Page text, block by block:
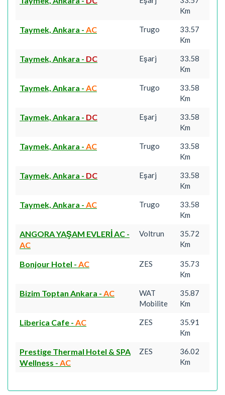
Km
Taymek, Ankara - AC Trugo
33.57
Km
Taymek, Ankara - DC Eşarj
33.58
Km
Taymek, Ankara - AC Trugo
33.58
Km
Taymek, Ankara - DC Eşarj
33.58
Km
Taymek, Ankara - AC Trugo
33.58
Km
Taymek, Ankara - DC Eşarj
33.58
Km
Taymek, Ankara - AC Trugo
33.58
Km
ANGORA YAŞAM EVLERİ AC -
AC
Voltrun
35.72
Km
Bonjour Hotel - AC ZES
35.73
Km
Bizim Toptan Ankara - AC
WAT
Mobilite
35.87
Km
Liberica Cafe - AC ZES
35.91
Km
Prestige Thermal Hotel & SPA
Wellness - AC
ZES
36.02
Km